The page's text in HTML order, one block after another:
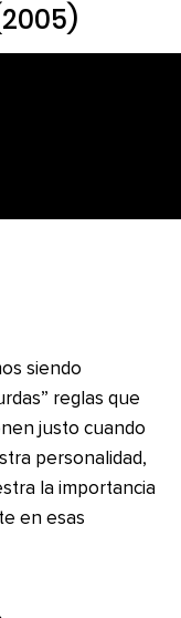
siendo
reglas que
justo cuando
personalidad,
la importancia
en esas